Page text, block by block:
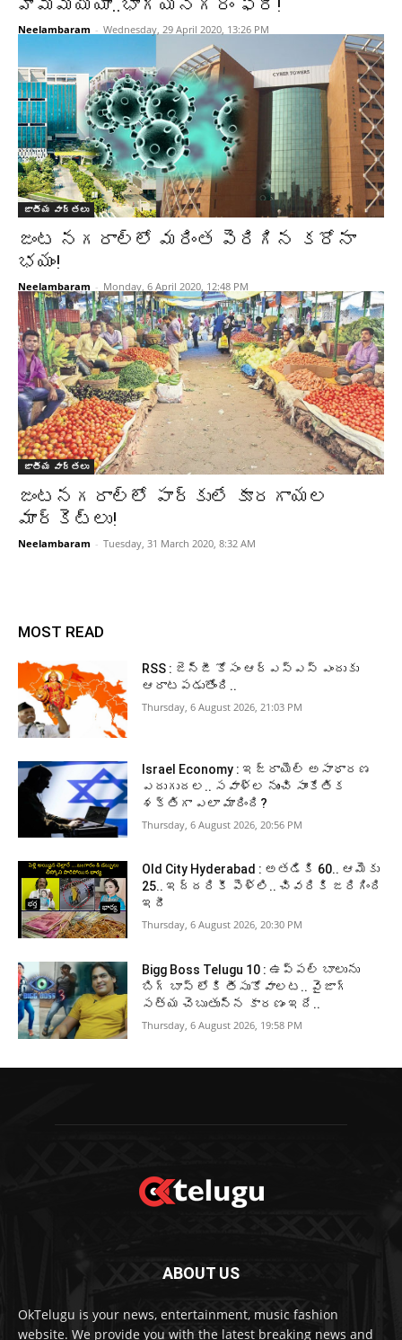
హమ్మయ్యా..భాగ్యనగరం ఫ్రీ!
Neelambaram - Wednesday, 29 April 2020, 13:26 PM
జాతీయ వార్తలు
జంట నగరాల్లో మరింత పెరిగిన కరోనా
భయం!
Neelambaram - Monday, 6 April 2020, 12:48 PM
జాతీయ వార్తలు
జంటనగరాల్లో పార్కులే కూరగాయల
మార్కెట్లు!
Neelambaram - Tuesday, 31 March 2020, 8:32 AM
MOST READ
RSS : జెన్‌జీ కోసం ఆర్‌ఎస్‌ఎస్‌ ఎందుకు
ఆరాటపడుతోంది..
Thursday, 6 August 2026, 21:03 PM
Israel Economy : ఇజ్రాయెల్‌ అసాధారణ
ఎదుగుదల.. సవాళ్ల నుంచి సాంకేతిక
శక్తిగా ఎలా మారింది?
Thursday, 6 August 2026, 20:56 PM
Old City Hyderabad : అతడికి 60.. ఆమెకు
25.. ఇద్దరికీ పెళ్లి.. చివరికి జరిగింది
ఇదీ
Thursday, 6 August 2026, 20:30 PM
Bigg Boss Telugu 10 : ఉప్పల్ బాలును
బిగ్ బాస్ లోకి తీసుకోవాలట.. వైజాగ్
సత్య చెబుతున్న కారణం ఇదే..
Thursday, 6 August 2026, 19:58 PM
ABOUT US
OkTelugu is your news, entertainment, music fashion
website. We provide you with the latest breaking news and